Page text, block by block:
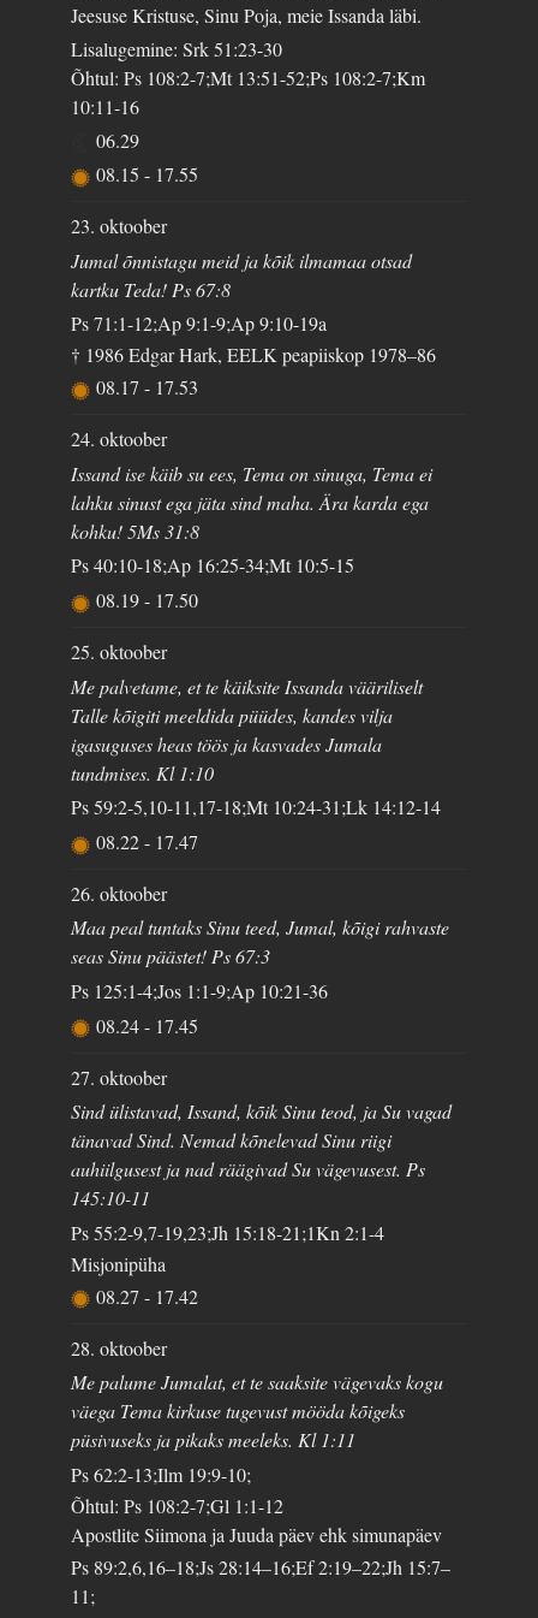
Jeesuse Kristuse, Sinu Poja, meie Issanda läbi.
Lisalugemine: Srk 51:23-30
Õhtul: Ps 108:2-7;Mt 13:51-52;Ps 108:2-7;Km
10:11-16
06.29
08.15- 17.55
23. oktoober
Jumal õnnistagu meid ja kõik ilmamaa otsad
kartku Teda! Ps 67:8
Ps 71:1-12;Ap 9:1-9;Ap 9:10-19a
† 1986 Edgar Hark, EELK peapiiskop 1978–86
08.17- 17.53
24. oktoober
Issand ise käib su ees, Tema on sinuga, Tema ei
lahku sinust ega jäta sind maha. Ära karda ega
kohku! 5Ms 31:8
Ps 40:10-18;Ap 16:25-34;Mt 10:5-15
08.19- 17.50
25. oktoober
Me palvetame, et te käiksite Issanda vääriliselt
Talle kõigiti meeldida püüdes, kandes vilja
igasuguses heas töös ja kasvades Jumala
tundmises. Kl 1:10
Ps 59:2-5,10-11,17-18;Mt 10:24-31;Lk 14:12-14
08.22- 17.47
26. oktoober
Maa peal tuntaks Sinu teed, Jumal, kõigi rahvaste
seas Sinu päästet! Ps 67:3
Ps 125:1-4;Jos 1:1-9;Ap 10:21-36
08.24- 17.45
27. oktoober
Sind ülistavad, Issand, kõik Sinu teod, ja Su vagad
tänavad Sind. Nemad kõnelevad Sinu riigi
auhiilgusest ja nad räägivad Su vägevusest. Ps
145:10-11
Ps 55:2-9,7-19,23;Jh 15:18-21;1Kn 2:1-4
Misjonipüha
08.27- 17.42
28. oktoober
Me palume Jumalat, et te saaksite vägevaks kogu
väega Tema kirkuse tugevust mööda kõigeks
püsivuseks ja pikaks meeleks. Kl 1:11
Ps 62:2-13;Ilm 19:9-10;
Õhtul: Ps 108:2-7;Gl 1:1-12
Apostlite Siimona ja Juuda päev ehk simunapäev
Ps 89:2,6,16–18;Js 28:14–16;Ef 2:19–22;Jh 15:7–
11;